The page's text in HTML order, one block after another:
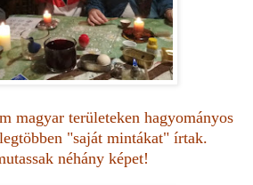
magyar területeken hagyományos
"saját mintákat" írtak.
néhány képet!